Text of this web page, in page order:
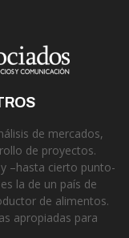
de mercados,
de proyectos.
–hasta cierto punto-
la de un país de
de alimentos.
apropiadas para